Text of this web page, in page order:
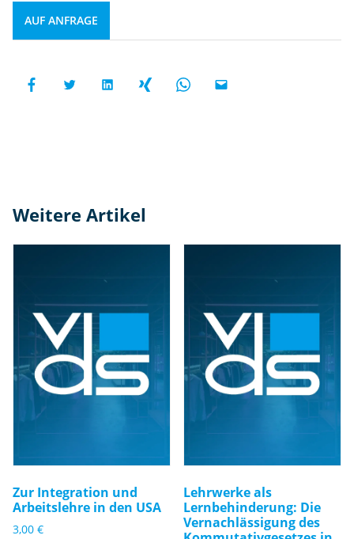
AUF ANFRAGE
Weitere Artikel
Zur Integration und
Arbeitslehre in den USA
3,00 €
Lehrwerke als
Lernbehinderung: Die
Vernachlässigung des